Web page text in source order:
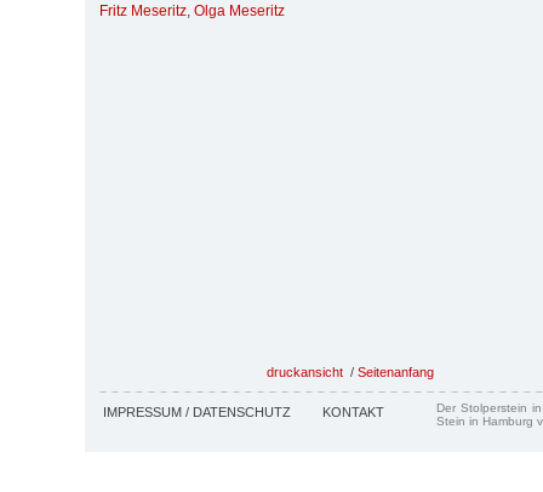
Fritz Meseritz, Olga Meseritz
druckansicht / Seitenanfang
IMPRESSUM / DATENSCHUTZ KONTAKT
Der Stolperstein
Stein in Hamburg